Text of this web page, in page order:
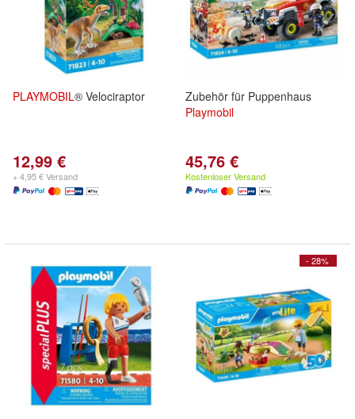
PLAYMOBIL® Velociraptor
12,99 €
+ 4,95 € Versand
Zubehör für Puppenhaus
Playmobil
45,76 €
Kostenloser Versand
- 28%